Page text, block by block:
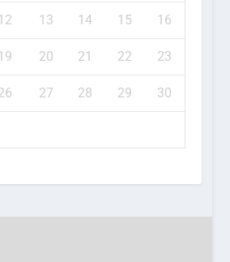
13 14 15 16
20 21 22 23
27 28 29 30